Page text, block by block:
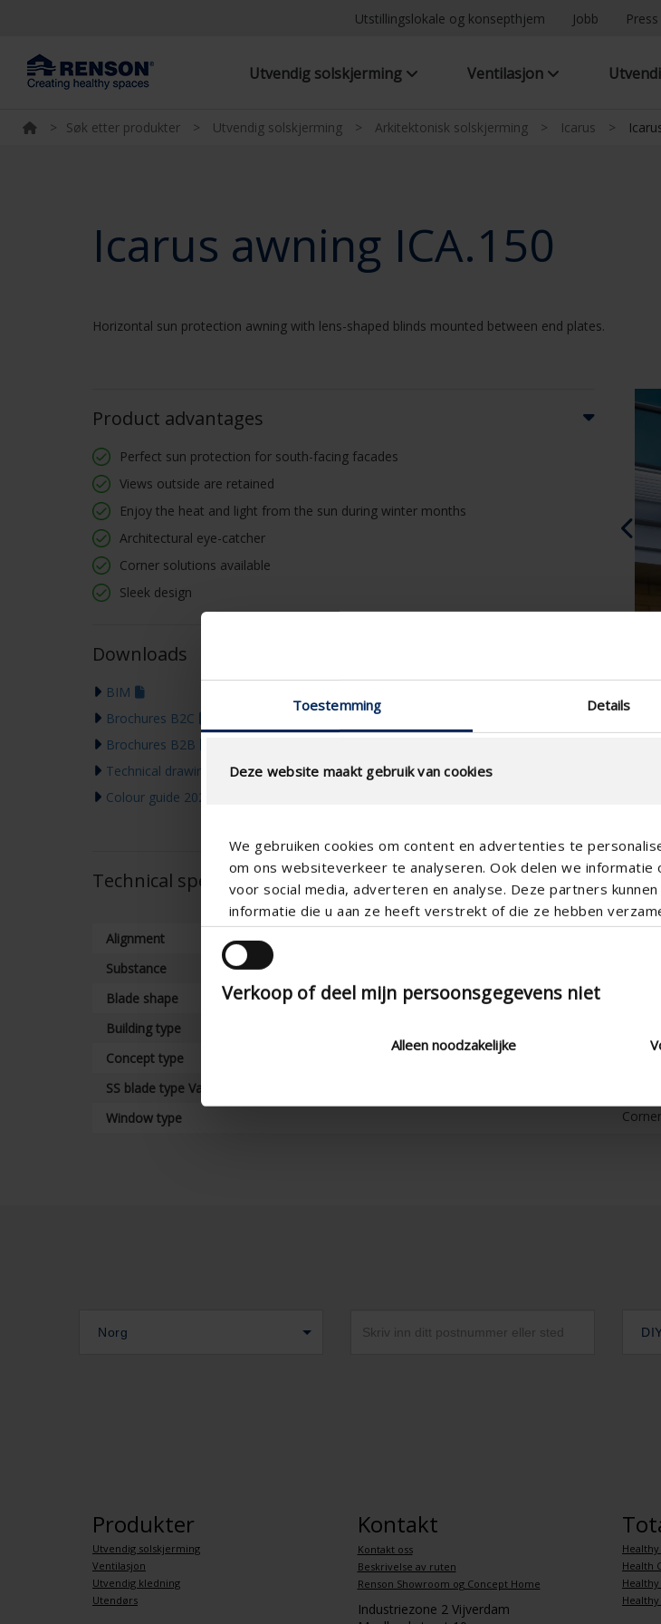
Toestemming Details
Deze website maakt gebruik van cookies
We gebruiken cookies om content en advertenties te
om ons websiteverkeer te analyseren. Ook delen we
voor social media, adverteren en analyse. Deze partners
informatie die u aan ze heeft verstrekt of die ze hebben
Verkoop of deel mijn persoonsgegevens niet
Alleen noodzakelijke
Utstillingslokale og konsepthjem Jobb Press
Utvendig solskjerming Ventilasjon
> Søk etter produkter > Utvendig solskjerming > Arkitektonisk solskjerming > Icarus >
Icarus awning ICA.150
Horizontal sun protection awning with lens-shaped blinds mounted between end plates.
Product advantages
Perfect sun protection for south-facing facades
Views outside are retained
Enjoy the heat and light from the sun during winter months
Architectural eye-catcher
Corner solutions available
Sleek design
Downloads
BIM
Brochures B2C
Brochures B2B
Technical drawing
Colour guide 2026
Technical specifications
Alignment
Substance
Blade shape
Building type
Concept type
New
SS blade type Variant
Window type
Norg
Produkter
Utvendig solskjerming
Ventilasjon
Utvendig kledning
Utendørs
Kontakt
Kontakt oss
Beskrivelse av ruten
Renson Showroom og Concept Home
Industriezone 2 Vijverdam
Health